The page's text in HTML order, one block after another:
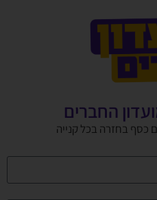
החברים
כסף בחזרה בכל קנייה